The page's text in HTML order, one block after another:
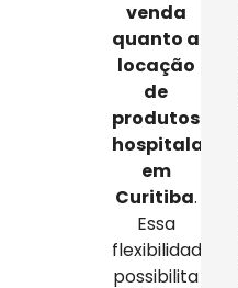
venda
quanto a
locação
de
produtos
hospitalares
em
Curitiba.
Essa
flexibilidade
possibilita